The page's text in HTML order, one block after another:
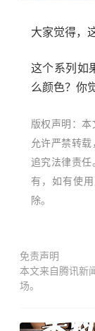
大家觉得，
这个系列如
么颜色？你
版权声明：
允许严禁转
追究法律责任
有，如有使
除。
免责声明
本文来自腾讯新
场。